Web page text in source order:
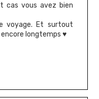
cas vous avez bien
voyage. Et surtout
longtemps ♥